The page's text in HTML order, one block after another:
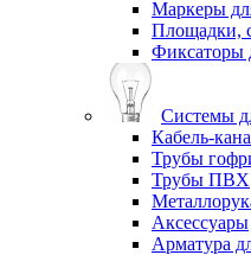
Маркеры
Площадки,
Фиксаторы
Системы
Кабель-
Трубы
Трубы ПВХ
Аксессуары
Арматура